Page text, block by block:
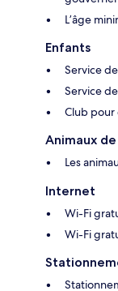
L’âge
Enfants
Service
Service
Club
Animaux
Les
Internet
Wi-Fi
Wi-Fi